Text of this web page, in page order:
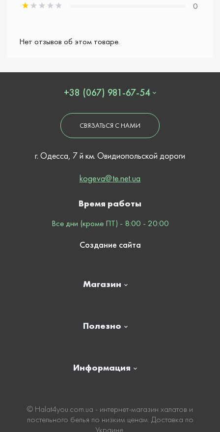
0
Нет отзывов об этом товаре.
+38 (067) 981-67-54
СВЯЗАТЬСЯ С НАМИ
г. Одесса, 7 й км. Овидиопольской дороги
kogeva@te.net.ua
Магазин
Полезно
Информация
Оплата
Время работы
Все дни (кроме ПТ) - 8:00 - 20:00
Создание сайта
© Нalat4you.com.ua - интернет-магазин халатов и
постельного белья по низким ценам. Доставка по
Украине.